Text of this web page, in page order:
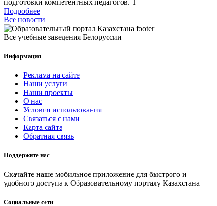
подготовки компетентных педагогов. Т
Подробнее
Все новости
Все учебные заведения Белоруссии
Информация
Реклама на сайте
Наши услуги
Наши проекты
О нас
Условия использования
Связаться с нами
Карта сайта
Обратная связь
Поддержите нас
Скачайте наше мобильное приложение для быстрого и
удобного доступа к Образовательному порталу Казахстана
Социальные сети